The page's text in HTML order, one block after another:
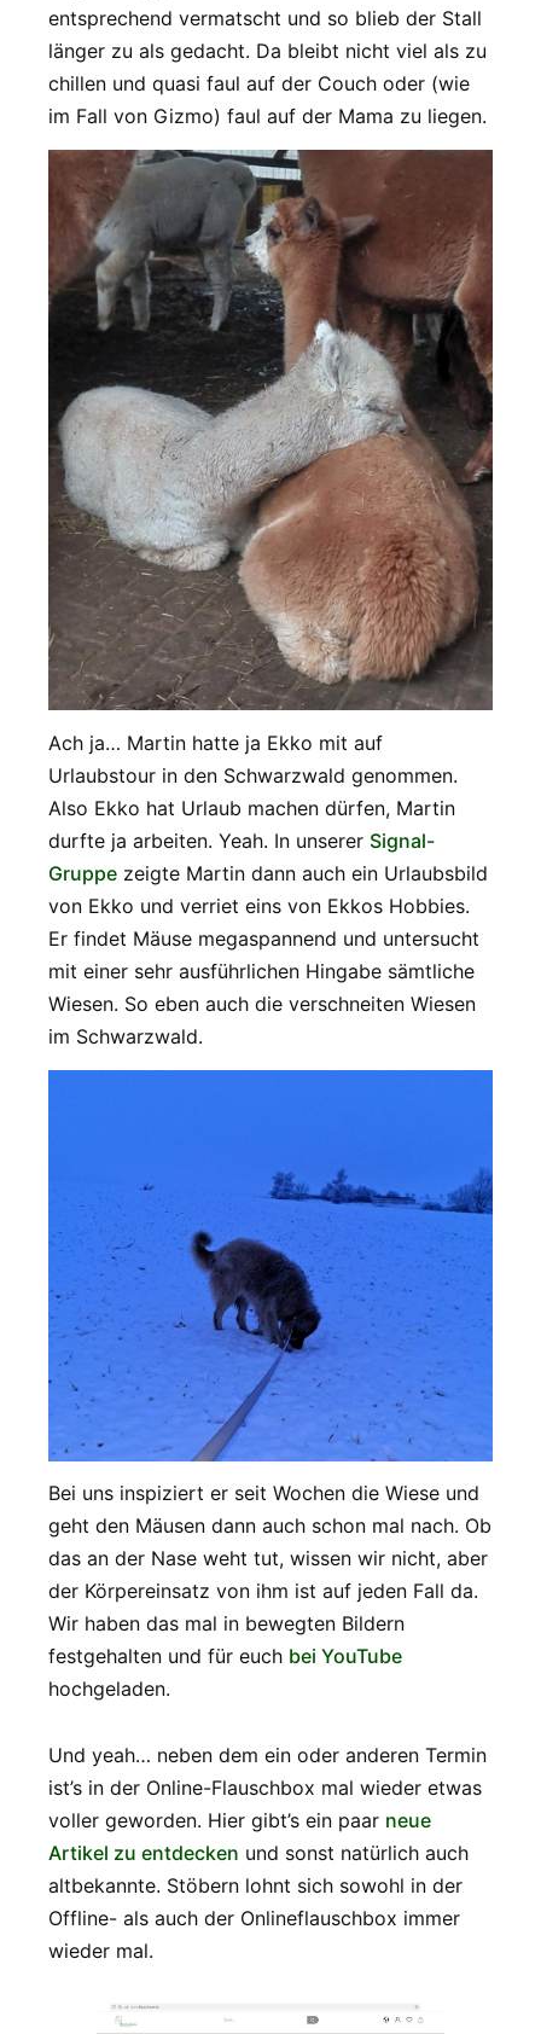
entsprechend vermatscht und so blieb der Stall
länger zu als gedacht. Da bleibt nicht viel als zu
chillen und quasi faul auf der Couch oder (wie
im Fall von Gizmo) faul auf der Mama zu liegen.
Ach ja… Martin hatte ja Ekko mit auf
Urlaubstour in den Schwarzwald genommen.
Also Ekko hat Urlaub machen dürfen, Martin
durfte ja arbeiten. Yeah. In unserer Signal-
Gruppe zeigte Martin dann auch ein Urlaubsbild
von Ekko und verriet eins von Ekkos Hobbies.
Er findet Mäuse megaspannend und untersucht
mit einer sehr ausführlichen Hingabe sämtliche
Wiesen. So eben auch die verschneiten Wiesen
im Schwarzwald.
Bei uns inspiziert er seit Wochen die Wiese und
geht den Mäusen dann auch schon mal nach. Ob
das an der Nase weht tut, wissen wir nicht, aber
der Körpereinsatz von ihm ist auf jeden Fall da.
Wir haben das mal in bewegten Bildern
festgehalten und für euch bei YouTube
hochgeladen.
Und yeah… neben dem ein oder anderen Termin
ist’s in der Online-Flauschbox mal wieder etwas
voller geworden. Hier gibt’s ein paar neue
Artikel zu entdecken und sonst natürlich auch
altbekannte. Stöbern lohnt sich sowohl in der
Offline- als auch der Onlineflauschbox immer
wieder mal.